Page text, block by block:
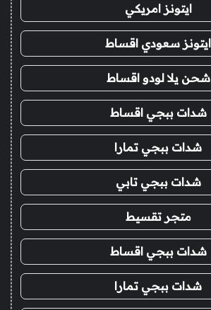
ايتونز امريكي
ايتونز سعودي اقساط
شحن يلا لودو اقساط
شدات ببجي اقساط
شدات ببجي تمارا
شدات ببجي تابي
متجر تقسيط
شدات ببجي اقساط
شدات ببجي تمارا